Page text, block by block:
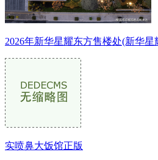
2026年新华星耀东方售楼处(新华星
实喷鼻大饭馆正版